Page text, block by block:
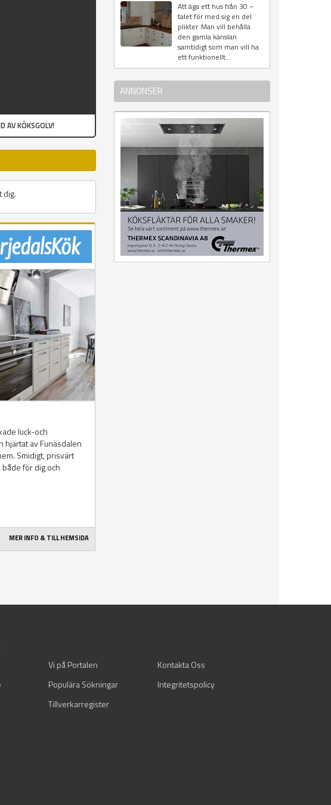
AV KÖKSGOLV!
dig.
luck-och
hjärtat av Funäsdalen
Smidigt, prisvärt
för dig och
MER INFO & TILL HEMSIDA
Att äga ett hus från 30 –
talet för med sig en del
plikter. Man vill behålla
den gamla känslan
samtidigt som man vill ha
ett funktionellt...
ANNONSER
Vi på Portalen
Kontakta Oss
Populära Sökningar
Integritetspolicy
Tillverkarregister